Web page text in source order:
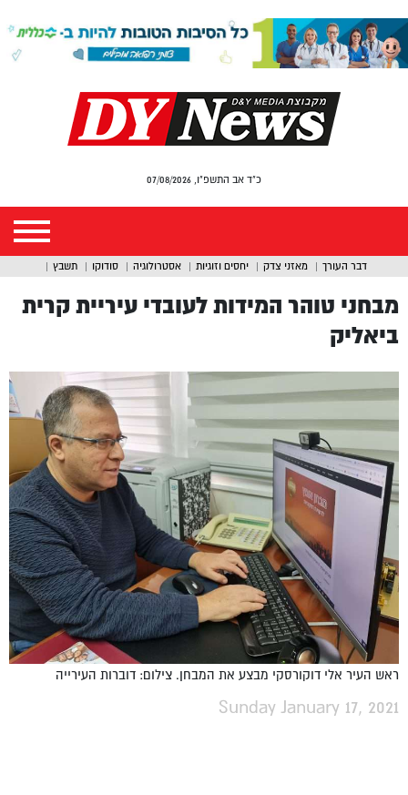
כ"ד אב התשפ"ו, 07/08/2026
דבר העורך מאזני צדק יחסים וזוגיות אסטרולוגיה סודוקו תשבץ
מבחני טוהר המידות לעובדי עיריית קרית
ביאליק
ראש העיר אלי דוקורסקי מבצע את המבחן. צילום: דוברות העירייה
Sunday January 17, 2021